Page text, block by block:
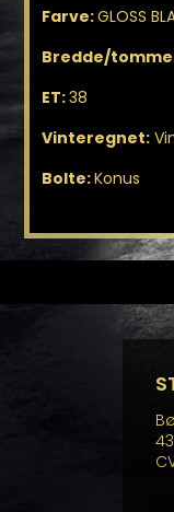
Farve:GLOSS
Bredde/
ET:38
Vinteregnet:
Bolte:Konus